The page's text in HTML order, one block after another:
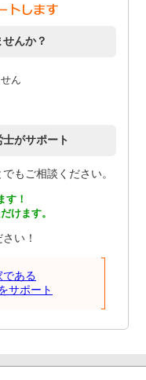
んか？
ん
がサポート
もご相談ください。
す！
けます。
い！
である
サポート